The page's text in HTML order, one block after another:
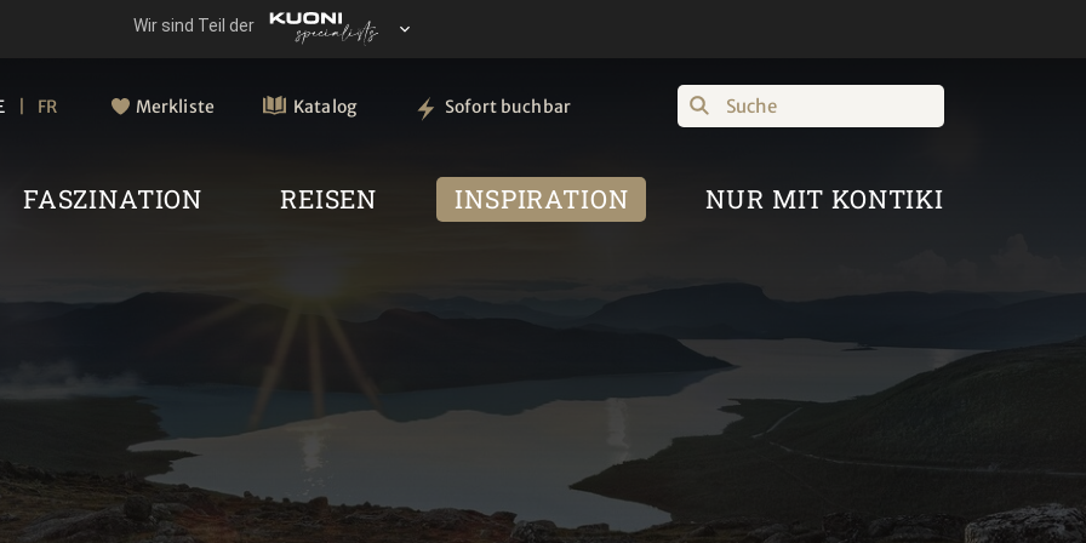
FR Merkliste Katalog Sofort buchbar Suche
FASZINATION REISEN INSPIRATION NUR MIT KONTIKI